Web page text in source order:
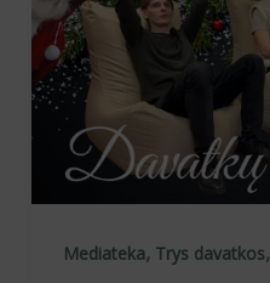
Mediateka, Trys davatkos,